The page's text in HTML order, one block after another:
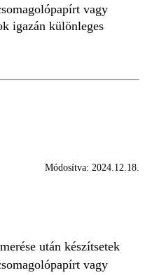
vagy
igazán különleges
Módosítva: 2024.12.18.
után készítsetek
vagy